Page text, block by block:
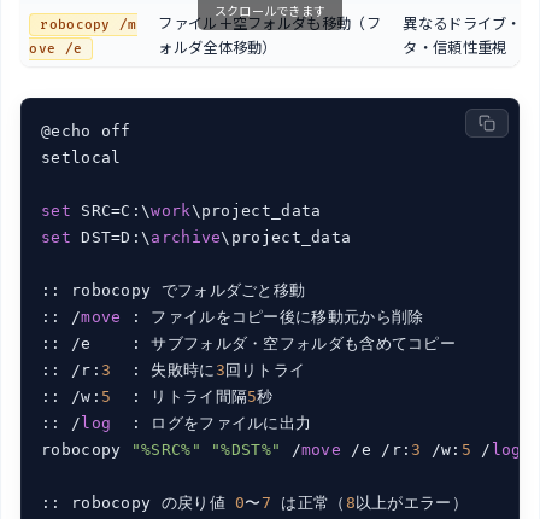
robocopy /m
ove /e
ファイル＋空フォルダも移動（フ
ォルダ全体移動）
異なるドライブ・
タ・信頼性重視
スクロールできます
@echo off
setlocal
set SRC=C:\work
set DST=D:\ archive\project_data
:: robocopy でフォルダごと移動
:: /move : ファイルをコピー後に移動元から削除
:: /e    : サブフォルダ・空フォルダも含めてコピー
:: /r: 3
  : 失敗時に
3 回リトライ
:: /w: 5
  : リトライ間隔
5秒
:: / log
  : ログをファイルに出力
robocopy
"%SRC%" "%DST%" /move /e /r: 3 /w: 5 / log
:: robocopy の戻り値 0〜7 は正常（ 8